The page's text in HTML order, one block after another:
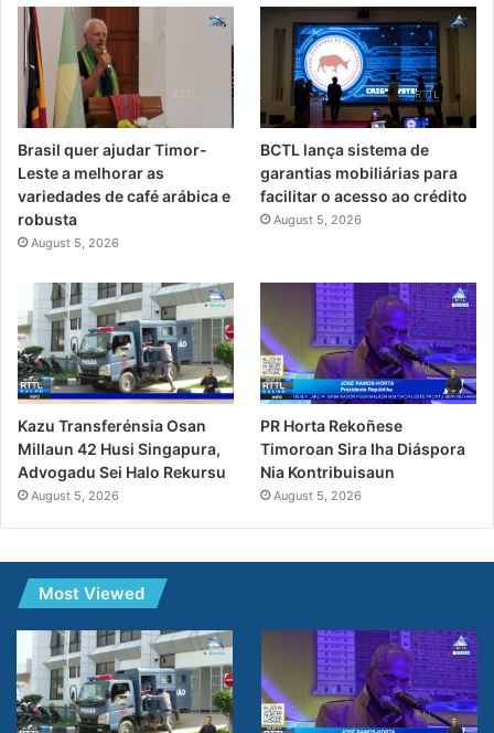
Brasil quer ajudar Timor-
Leste a melhorar as
variedades de café arábica e
robusta
August 5, 2026
BCTL lança sistema de
garantias mobiliárias para
facilitar o acesso ao crédito
August 5, 2026
Kazu Transferénsia Osan
Millaun 42 Husi Singapura,
Advogadu Sei Halo Rekursu
August 5, 2026
PR Horta Rekoñese
Timoroan Sira Iha Diáspora
Nia Kontribuisaun
August 5, 2026
Most Viewed